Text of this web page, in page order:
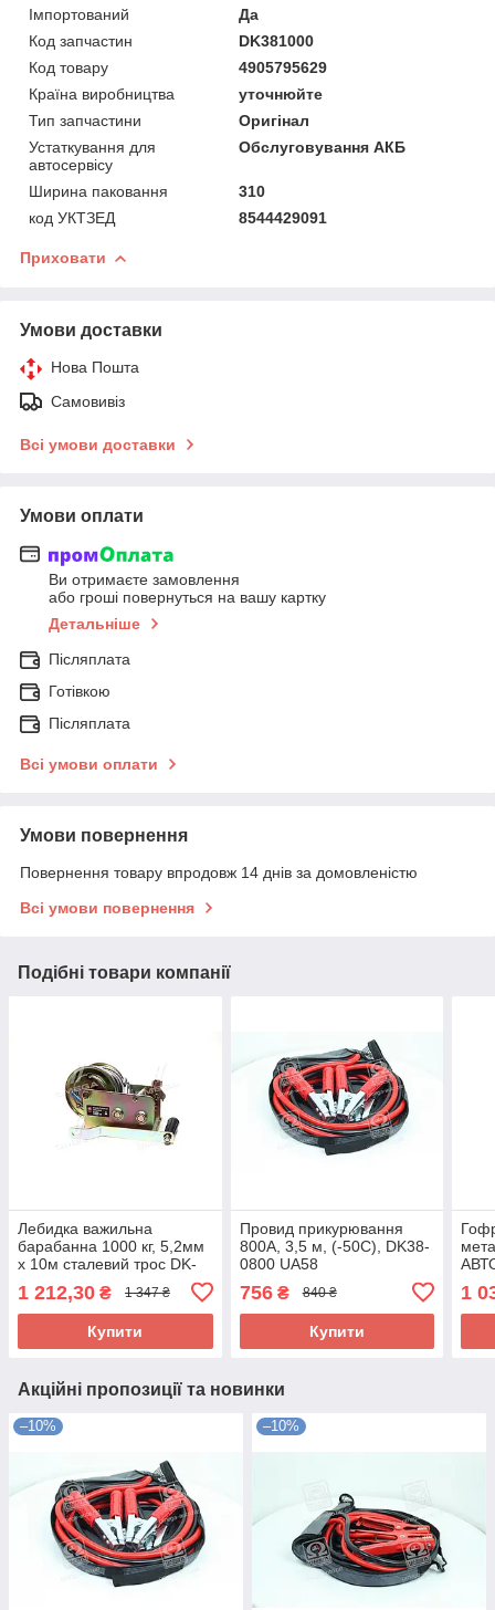
Імпортований
Да
Код запчастин
DK381000
Код товару
4905795629
Країна виробництва
уточнюйте
Тип запчастини
Оригінал
Устаткування для
автосервісу
Обслуговування АКБ
Ширина паковання
310
код УКТЗЕД
8544429091
Приховати
Умови доставки
Нова Пошта
Самовивіз
Всі умови доставки
Умови оплати
Ви отримаєте замовлення
або гроші повернуться на вашу картку
Детальніше
Післяплата
Готівкою
Післяплата
Всі умови оплати
Умови повернення
Повернення товару впродовж 14 днів за домовленістю
Всі умови повернення
Подібні товари компанії
Лебидка важильна
барабанна 1000 кг, 5,2мм
х 10м сталевий трос DK-
1 212,30 ₴ 1 347 ₴
Купити
Провид прикурювання
800А, 3,5 м, (-50С), DK38-
0800 UA58
756₴ 840 ₴
Купити
1
Акційні пропозиції та новинки
–10% –10%